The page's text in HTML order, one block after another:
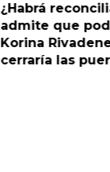
¿Habrá
admite que
Korina
cerraría las